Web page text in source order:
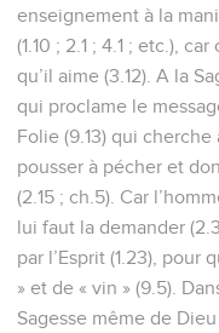
enseignement à la
(1.10 ; 2.1 ; 4.1 ; etc.),
qu’il aime (3.12). A la
qui proclame le
Folie (9.13) qui
pousser à pécher et
(2.15 ; ch.5). Car
lui faut la demander
par l’Esprit (1.23), pour
» et de « vin » (9.5).
Sagesse même de